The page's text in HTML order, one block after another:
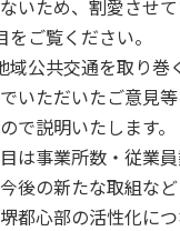
いため、割愛させて
ご覧ください。
域公共交通を取り巻
いただいたご意見
で説明いたします。
は事業所数・従業
後の新たな取組な
都心部の活性化に